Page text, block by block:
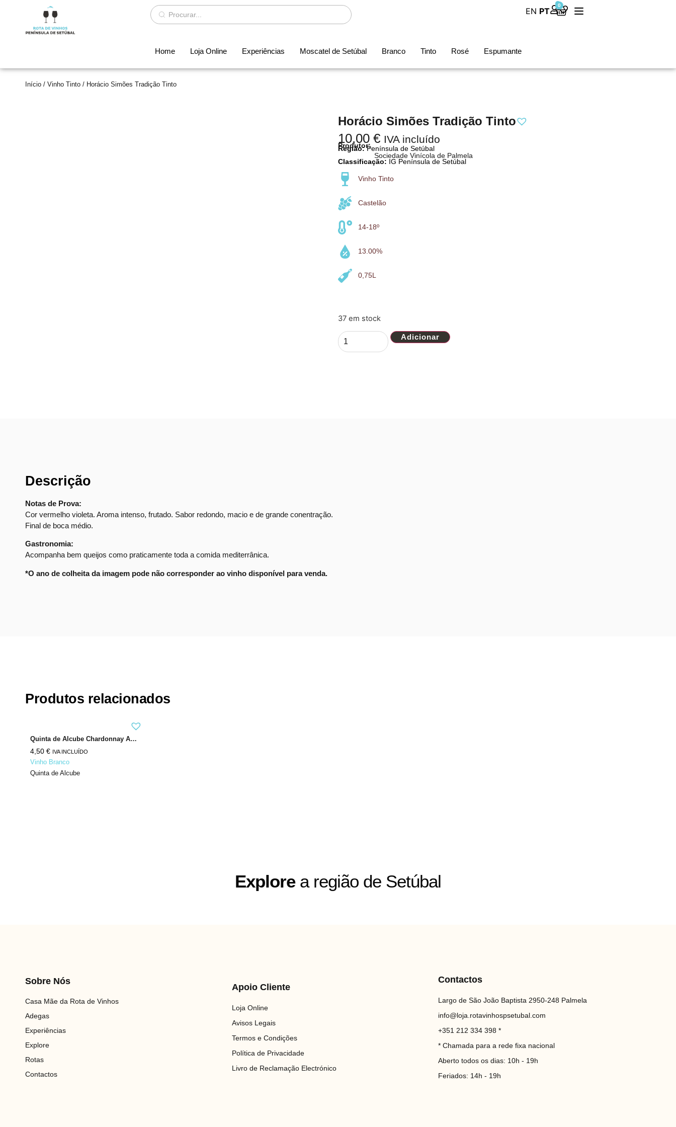
EN PT
0
Home Loja Online Experiências Moscatel de Setúbal Branco Tinto Rosé Espumante
Início / Vinho Tinto / Horácio Simões Tradição Tinto
Horácio Simões Tradição Tinto
10,00 € IVA incluído
Sociedade Vinícola de Palmela
Produtor:
Região:Península de Setúbal
Classificação: IG Península de Setúbal
Vinho Tinto
Castelão
14-18º
13.00%
0,75L
37 em stock
Adicionar
Descrição
Notas de Prova:
Cor vermelho violeta. Aroma intenso, frutado. Sabor redondo, macio e de grande conentração.
Final de boca médio.
Gastronomia:
Acompanha bem queijos como praticamente toda a comida mediterrânica.
*O ano de colheita da imagem pode não corresponder ao vinho disponível para venda.
Produtos relacionados
Quinta de Alcube Chardonnay Alvarinho
4,50 € IVA INCLUÍDO
Vinho Branco
Quinta de Alcube
Explorea região de Setúbal
Sobre Nós
Casa Mãe da Rota de Vinhos
Adegas
Experiências
Explore
Rotas
Contactos
Apoio Cliente
Loja Online
Avisos Legais
Termos e Condições
Política de Privacidade
Livro de Reclamação Electrónico
Contactos
Largo de São João Baptista 2950-248 Palmela
info@loja.rotavinhospsetubal.com
+351 212 334 398 *
* Chamada para a rede fixa nacional
Aberto todos os dias: 10h - 19h
Feriados: 14h - 19h